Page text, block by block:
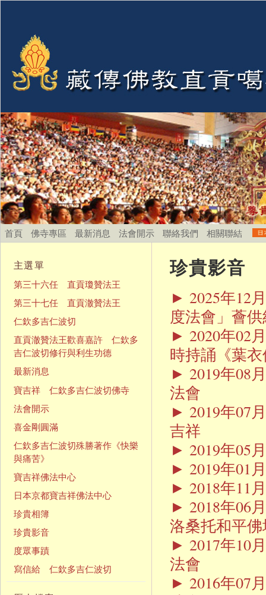
首頁 佛寺專區 最新消息 法會開示 聯絡我們 相關聯結
珍貴影音
► 2025年12
度法會」薈
► 2020年02
時持誦《葉
► 2019年08
法會
► 2019年07
吉祥
► 2019年05
► 2019年01
► 2018年11
► 2018年06
洛桑托和平
► 2017年10
法會
► 2016年07
主選單
第三十六任 直貢瓊贊法王
第三十七任 直貢澈贊法王
仁欽多吉仁波切
直貢澈贊法王歡喜嘉許 仁欽多
吉仁波切修行與利生功德
最新消息
寶吉祥 仁欽多吉仁波切佛寺
法會開示
喜金剛圓滿
仁欽多吉仁波切殊勝著作《快樂
與痛苦》
寶吉祥佛法中心
日本京都寶吉祥佛法中心
珍貴相簿
珍貴影音
度眾事蹟
寫信給 仁欽多吉仁波切